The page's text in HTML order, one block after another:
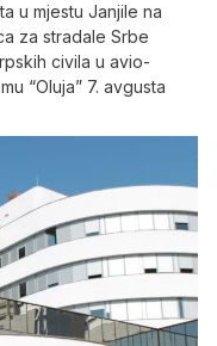
u mjestu Janjile na
za stradale Srbe
civila u avio-
“Oluja” 7. avgusta